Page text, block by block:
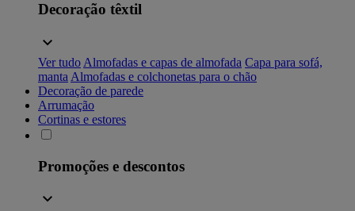
Decoração têxtil
Ver tudo Almofadas e capas de almofada Capa para sofá,
manta Almofadas e colchonetas para o chão
Decoração de parede
Arrumação
Cortinas e estores
Promoções e descontos